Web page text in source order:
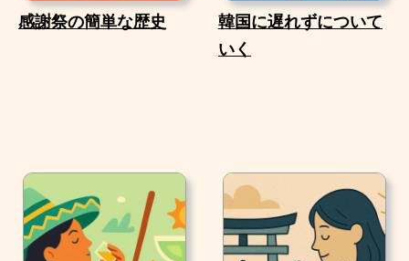
感謝祭の簡単な歴史
韓国に遅れずについて
いく